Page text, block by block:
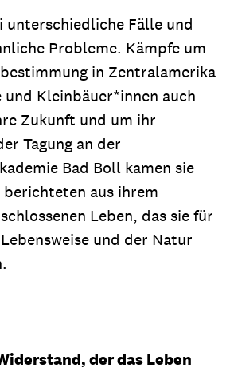
unterschiedliche Fälle und
Probleme. Kämpfe um
in Zentralamerika
und Kleinbäuer*innen auch
Zukunft und um ihr
Tagung an der
Bad Boll kamen sie
aus ihrem
Leben, das sie für
und der Natur
der das Leben